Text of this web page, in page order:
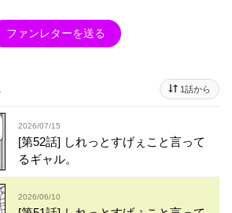
ファンレターを送る
1話から
2026/07/15
[第52話] しれっとすげぇこと言って
るギャル。
2026/06/10